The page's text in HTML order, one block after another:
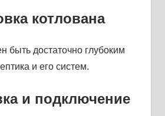
котлована
быть достаточно глубоким
и его систем.
и подключение